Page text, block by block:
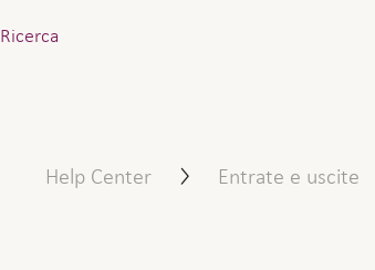
Ricerca
Help Center Entrate e uscite